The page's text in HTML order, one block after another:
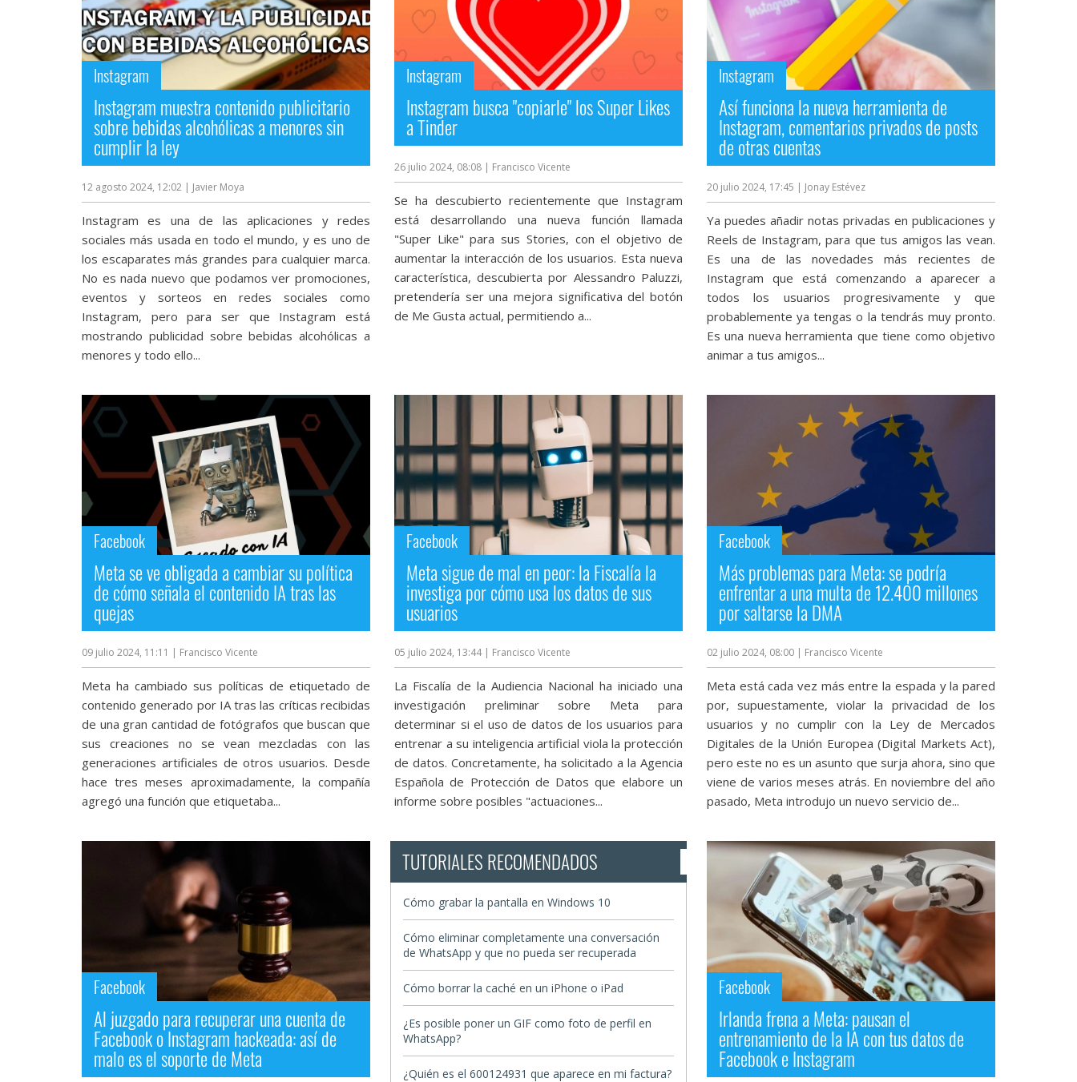
comparativas,
Instagram
Instagram muestra contenido publicitario
sobre bebidas alcohólicas a menores sin
cumplir la ley
12 agosto 2024, 12:02 | Javier Moya
Instagram es una de las aplicaciones y redes
sociales más usada en todo el mundo, y es uno de
los escaparates más grandes para cualquier marca.
No es nada nuevo que podamos ver promociones,
eventos y sorteos en redes sociales como
Instagram, pero para ser que Instagram está
mostrando publicidad sobre bebidas alcohólicas a
menores y todo ello...
Instagram
Instagram busca "copiarle" los Super Likes
a Tinder
26 julio 2024, 08:08 | Francisco Vicente
Se ha descubierto recientemente que Instagram
está desarrollando una nueva función llamada
"Super Like" para sus Stories, con el objetivo de
aumentar la interacción de los usuarios. Esta nueva
característica, descubierta por Alessandro Paluzzi,
pretendería ser una mejora significativa del botón
de Me Gusta actual, permitiendo a...
Instagram
Así funciona la nueva herramienta de
Instagram, comentarios privados de posts
de otras cuentas
20 julio 2024, 17:45 | Jonay Estévez
Ya puedes añadir notas privadas en publicaciones y
Reels de Instagram, para que tus amigos las vean.
Es una de las novedades más recientes de
Instagram que está comenzando a aparecer a
todos los usuarios progresivamente y que
probablemente ya tengas o la tendrás muy pronto.
Es una nueva herramienta que tiene como objetivo
animar a tus amigos...
Facebook
Meta se ve obligada a cambiar su política
de cómo señala el contenido IA tras las
quejas
09 julio 2024, 11:11 | Francisco Vicente
Meta ha cambiado sus políticas de etiquetado de
contenido generado por IA tras las críticas recibidas
de una gran cantidad de fotógrafos que buscan que
sus creaciones no se vean mezcladas con las
generaciones artificiales de otros usuarios. Desde
hace tres meses aproximadamente, la compañía
agregó una función que etiquetaba...
Facebook
Meta sigue de mal en peor: la Fiscalía la
investiga por cómo usa los datos de sus
usuarios
05 julio 2024, 13:44 | Francisco Vicente
La Fiscalía de la Audiencia Nacional ha iniciado una
investigación preliminar sobre Meta para
determinar si el uso de datos de los usuarios para
entrenar a su inteligencia artificial viola la protección
de datos. Concretamente, ha solicitado a la Agencia
Española de Protección de Datos que elabore un
informe sobre posibles "actuaciones...
Facebook
Más problemas para Meta: se podría
enfrentar a una multa de 12.400 millones
por saltarse la DMA
02 julio 2024, 08:00 | Francisco Vicente
Meta está cada vez más entre la espada y la pared
por, supuestamente, violar la privacidad de los
usuarios y no cumplir con la Ley de Mercados
Digitales de la Unión Europea (Digital Markets Act),
pero este no es un asunto que surja ahora, sino que
viene de varios meses atrás. En noviembre del año
pasado, Meta introdujo un nuevo servicio de...
Facebook
Al juzgado para recuperar una cuenta de
Facebook o Instagram hackeada: así de
malo es el soporte de Meta
TUTORIALES RECOMENDADOS
Cómo grabar la pantalla en Windows 10
Cómo eliminar completamente una conversación
de WhatsApp y que no pueda ser recuperada
Cómo borrar la caché en un iPhone o iPad
¿Es posible poner un GIF como foto de perfil en
WhatsApp?
¿Quién es el 600124931 que aparece en mi factura?
Facebook
Irlanda frena a Meta: pausan el
entrenamiento de la IA con tus datos de
Facebook e Instagram